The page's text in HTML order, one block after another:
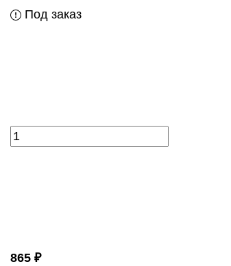
Под заказ
865 ₽